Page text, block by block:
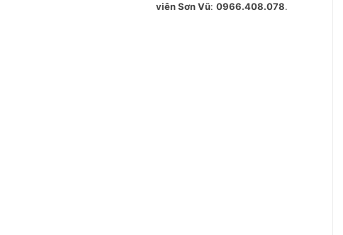
viên Sơn Vũ: 0966.408.078.